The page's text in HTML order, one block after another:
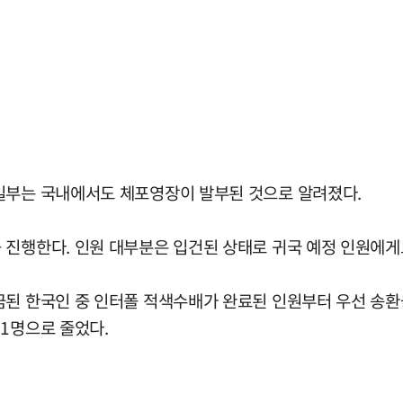
는 국내에서도 체포영장이 발부된 것으로 알려졌다.
행한다. 인원 대부분은 입건된 상태로 귀국 예정 인원에
한국인 중 인터폴 적색수배가 완료된 인원부터 우선 송
명으로 줄었다.